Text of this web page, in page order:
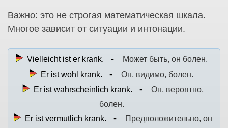
Важно: это не строгая математическая шкала.
Многое зависит от ситуации и интонации.
Vielleicht ist er krank.
Может быть, он болен.
Er ist wohl krank.
Он, видимо, болен.
Er ist wahrscheinlich krank.
Он, вероятно,
болен.
Er ist vermutlich krank.
Предположительно, он